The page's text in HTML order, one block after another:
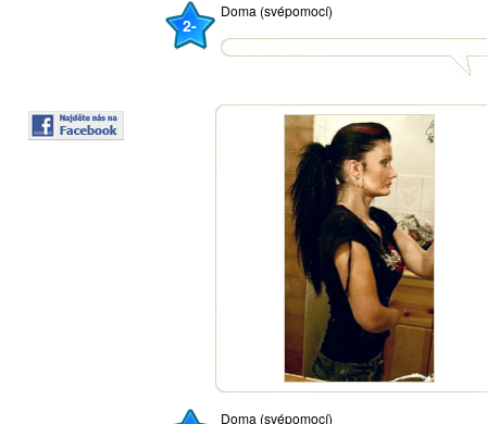
2-
Doma (svépomocí)
Doma (svépomocí)